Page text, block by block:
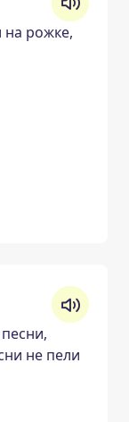
на рожке,
не пели